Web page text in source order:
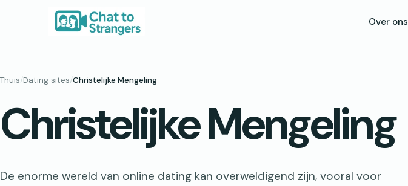
Over ons
Thuis/Dating sites/Christelijke Mengeling
Christelijke Mengeling
De enorme wereld van online dating kan overweldigend zijn, vooral voor